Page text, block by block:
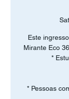
Este
Mirante Eco
*
* Pessoas